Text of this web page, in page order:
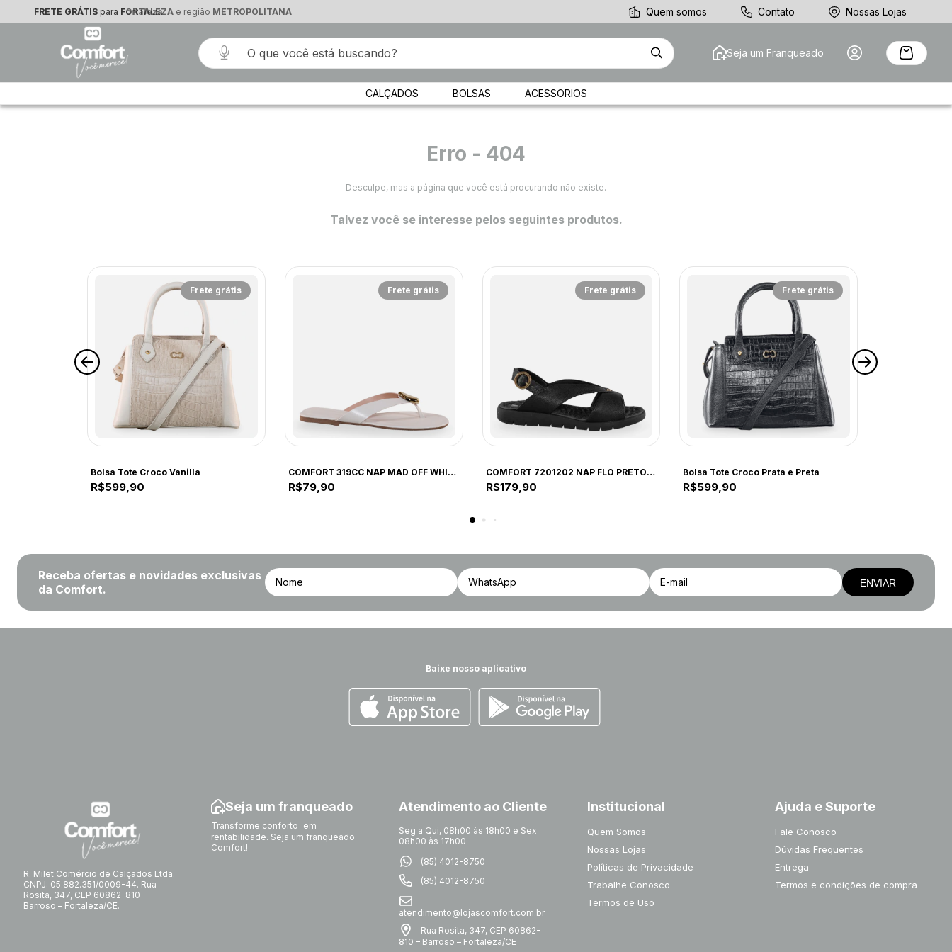
FRETE GRÁTIS para Fortaleza
FRETE GRÁTIS para FORTALEZA e região METROPOLITANA Quem somos Contato Nossas Lojas
Seja um Franqueado
CALÇADOS BOLSAS ACESSORIOS
Erro - 404
Desculpe, mas a página que você está procurando não existe.
Talvez você se interesse pelos seguintes produtos.
Frete grátis
Bolsa Tote Croco Vanilla
R$599,90
Frete grátis
COMFORT 319CC NAP MAD OFF WHITE 319CC OFF WHITE
R$79,90
Frete grátis
COMFORT 7201202 NAP FLO PRETO 7201202 PRETO
R$179,90
Frete grátis
Bolsa Tote Croco Prata e Preta
R$599,90
Receba ofertas e novidades exclusivas
da Comfort.
ENVIAR
Baixe nosso aplicativo
R. Milet Comércio de Calçados Ltda.
CNPJ: 05.882.351/0009-44. Rua
Rosita, 347, CEP 60862-810 –
Barroso – Fortaleza/CE.
Seja um franqueado
Transforme conforto em
rentabilidade. Seja um franqueado
Comfort!
Atendimento ao Cliente
Seg a Qui, 08h00 às 18h00 e Sex
08h00 às 17h00
(85) 4012-8750
(85) 4012-8750
atendimento@lojascomfort.com.br
Rua Rosita, 347, CEP 60862-
810 – Barroso – Fortaleza/CE
Institucional
Quem Somos
Nossas Lojas
Políticas de Privacidade
Trabalhe Conosco
Termos de Uso
Ajuda e Suporte
Fale Conosco
Dúvidas Frequentes
Entrega
Termos e condições de compra